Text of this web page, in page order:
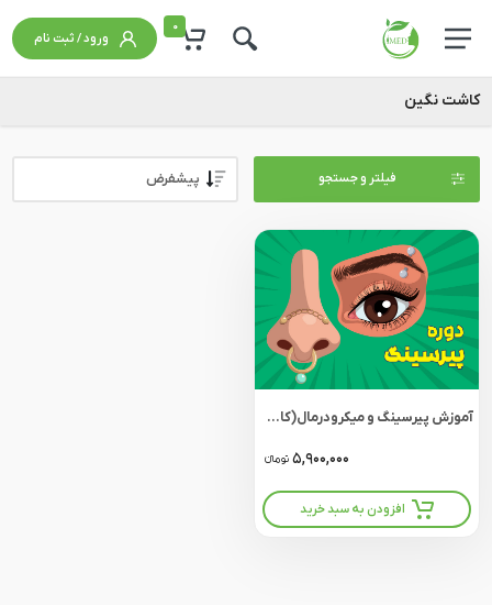
0
ورود / ثبت نام
کاشت نگین
فیلتر و جستجو
آموزش پیرسینگ و میکرودرمال(کاشت نگین)
5,900,000 تومانءء
افزودن به سبد خرید